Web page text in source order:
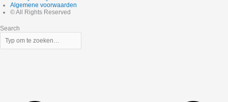
Algemene voorwaarden
© All Rights Reserved
Search